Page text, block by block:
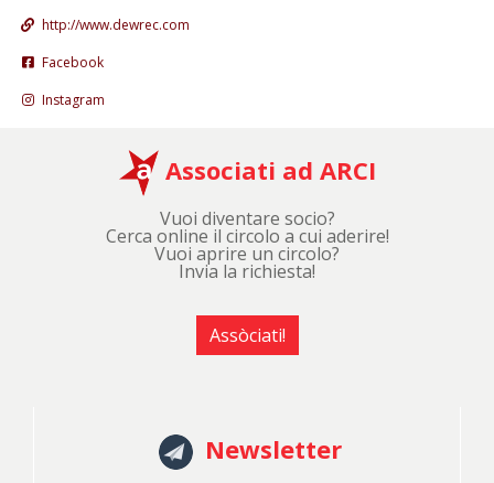
http://www.dewrec.com
Facebook
Instagram
Associati ad ARCI
Vuoi diventare socio?
Cerca online il circolo a cui aderire!
Vuoi aprire un circolo?
Invia la richiesta!
Assòciati!
Newsletter